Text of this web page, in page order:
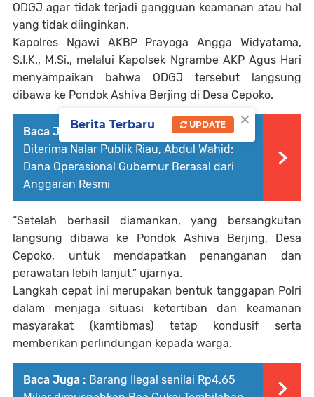
ODGJ agar tidak terjadi gangguan keamanan atau hal
yang tidak diinginkan.
Kapolres Ngawi AKBP Prayoga Angga Widyatama,
S.I.K., M.Si., melalui Kapolsek Ngrambe AKP Agus Hari
menyampaikan bahwa ODGJ tersebut langsung
dibawa ke Pondok Ashiva Berjing di Desa Cepoko.
Baca Juga : Tuntutan JPU Dinilai Sulit
Diterima Nalar Publik Riau, Abdul Wahid:
Dana Operasional Gubernur Berasal dari
Anggaran Resmi
“Setelah berhasil diamankan, yang bersangkutan
langsung dibawa ke Pondok Ashiva Berjing, Desa
Cepoko, untuk mendapatkan penanganan dan
perawatan lebih lanjut,” ujarnya.
Langkah cepat ini merupakan bentuk tanggapan Polri
dalam menjaga situasi ketertiban dan keamanan
masyarakat (kamtibmas) tetap kondusif serta
memberikan perlindungan kepada warga.
Baca Juga : Barang Ilegal senilai Rp4,65
×
Berita Terbaru UPDATE